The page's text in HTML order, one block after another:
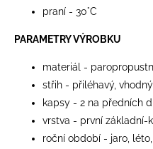
praní - 30°C
PARAMETRY VÝROBKU
materiál -
střih - přiléhavý,
kapsy - 2 na předních
vrstva - první základní-
roční období - jaro,